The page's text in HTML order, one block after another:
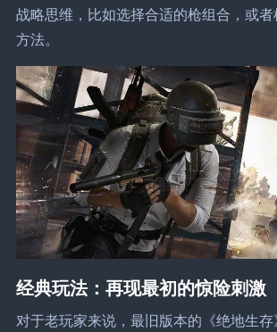
战略思维，比如选择合适的枪组合，或
方法。
经典玩法：再现最初的惊险刺激
对于老玩家来说，最旧版本的《绝地生